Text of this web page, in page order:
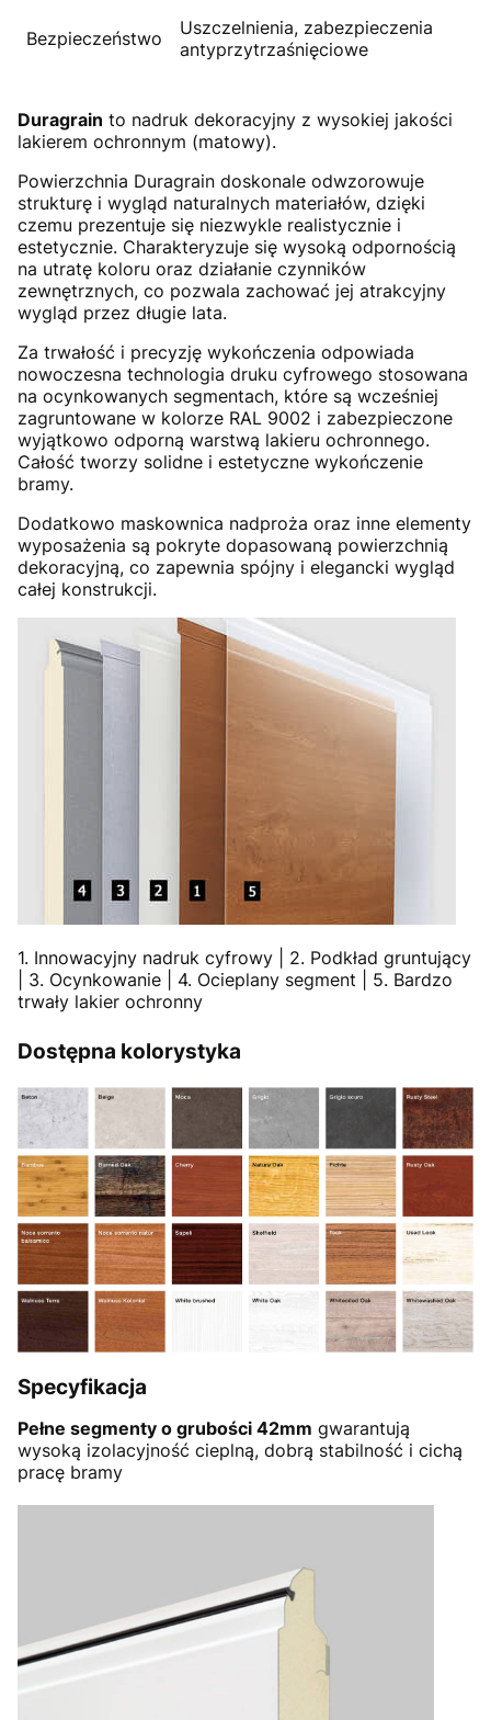
Bezpieczeństwo
Uszczelnienia, zabezpieczenia
antyprzytrzaśnięciowe
Duragrain to nadruk dekoracyjny z wysokiej jakości
lakierem ochronnym (matowy).
Powierzchnia Duragrain doskonale odwzorowuje
strukturę i wygląd naturalnych materiałów, dzięki
czemu prezentuje się niezwykle realistycznie i
estetycznie. Charakteryzuje się wysoką odpornością
na utratę koloru oraz działanie czynników
zewnętrznych, co pozwala zachować jej atrakcyjny
wygląd przez długie lata.
Za trwałość i precyzję wykończenia odpowiada
nowoczesna technologia druku cyfrowego stosowana
na ocynkowanych segmentach, które są wcześniej
zagruntowane w kolorze RAL 9002 i zabezpieczone
wyjątkowo odporną warstwą lakieru ochronnego.
Całość tworzy solidne i estetyczne wykończenie
bramy.
Dodatkowo maskownica nadproża oraz inne elementy
wyposażenia są pokryte dopasowaną powierzchnią
dekoracyjną, co zapewnia spójny i elegancki wygląd
całej konstrukcji.
1. Innowacyjny nadruk cyfrowy | 2. Podkład gruntujący
| 3. Ocynkowanie | 4. Ocieplany segment | 5. Bardzo
trwały lakier ochronny
Dostępna kolorystyka
Specyfikacja
Pełne segmenty o grubości 42mm gwarantują
wysoką izolacyjność cieplną, dobrą stabilność i cichą
pracę bramy